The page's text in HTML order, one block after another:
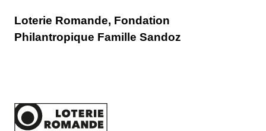
Loterie Romande, Fondation
Philantropique Famille Sandoz